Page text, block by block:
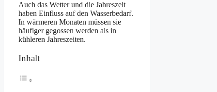
Auch das Wetter und die Jahreszeit
haben Einfluss auf den Wasserbedarf.
In wärmeren Monaten müssen sie
häufiger gegossen werden als in
kühleren Jahreszeiten.
Inhalt